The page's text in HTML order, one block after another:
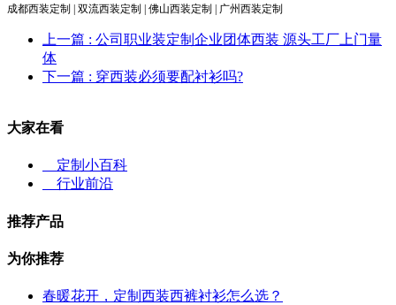
成都西装定制 | 双流西装定制 | 佛山西装定制 | 广州西装定制
上一篇 : 公司职业装定制企业团体西装 源头工厂上门量
体
下一篇 : 穿西装必须要配衬衫吗?
大家在看
定制小百科
行业前沿
推荐产品
为你推荐
春暖花开，定制西装西裤衬衫怎么选？